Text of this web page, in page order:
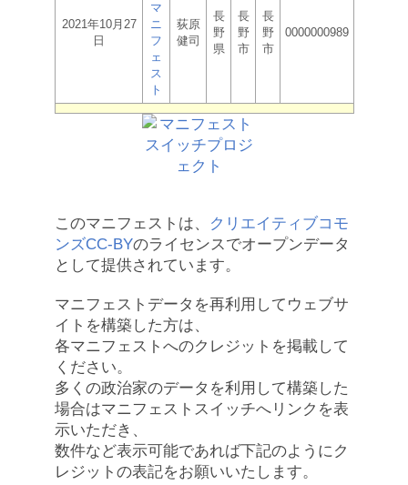
2021年10月27
日
マ
ニ
フ
ェ
ス
ト
荻原
健司
長
野
県
長
野
市
長
野
市
0000000989
このマニフェストは、
クリエイティブコモ
ンズCC-BYのライセンスでオープンデータ
として提供されています。
マニフェストデータを再利用してウェブサ
イトを構築した方は、
各マニフェストへのクレジットを掲載して
ください。
多くの政治家のデータを利用して構築した
場合はマニフェストスイッチへリンクを表
示いただき、
数件など表示可能であれば下記のようにク
レジットの表記をお願いいたします。